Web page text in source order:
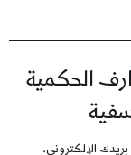
الحكمية
الإلكتروني.